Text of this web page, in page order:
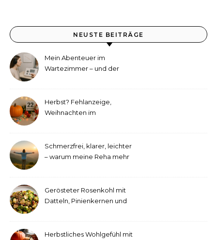
NEUSTE BEITRÄGE
Mein Abenteuer im
Wartezimmer – und der
Herbst? Fehlanzeige,
Weihnachten im
Schmerzfrei, klarer, leichter
– warum meine Reha mehr
Gerösteter Rosenkohl mit
Datteln, Pinienkernen und
Herbstliches Wohlgefühl mit